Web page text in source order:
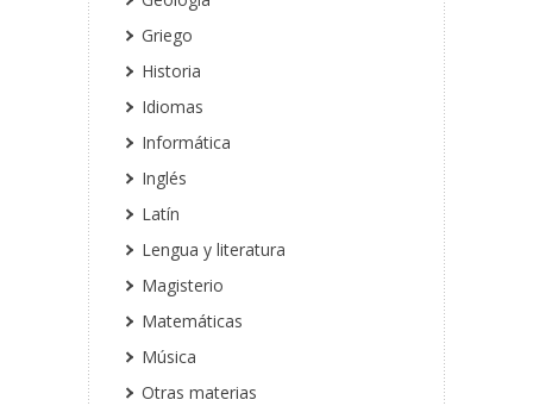
Griego
Historia
Idiomas
Informática
Inglés
Latín
Lengua y literatura
Magisterio
Matemáticas
Música
Otras materias